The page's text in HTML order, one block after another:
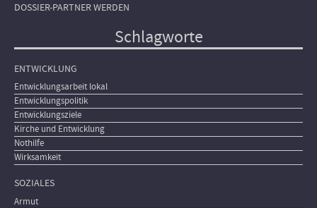
DOSSIER-PARTNER WERDEN
Schlagworte
ENTWICKLUNG
Entwicklungsarbeit lokal
Entwicklungspolitik
Entwicklungsziele
Kirche und Entwicklung
Nothilfe
Wirksamkeit
SOZIALES
Armut